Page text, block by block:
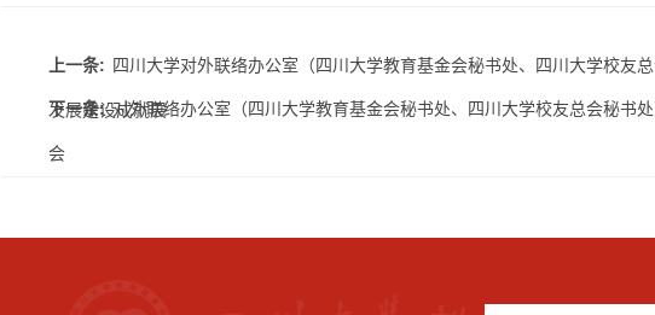
上一条: 四川大学对外联络办公室（四川大学教育基金会秘书处、四川大学校友
发展建设成就展
下一条: 对外联络办公室（四川大学教育基金会秘书处、四川大学校友总会秘书
会